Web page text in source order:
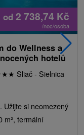
od 2 738,74 Kč
/noc/osoba
do Wellness a
hotelů
★★ Sliač - Sielnica
si neomezený
m², termální